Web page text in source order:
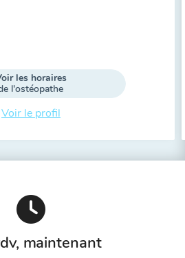
les horaires
l'ostéopathe
Voir le profil
maintenant